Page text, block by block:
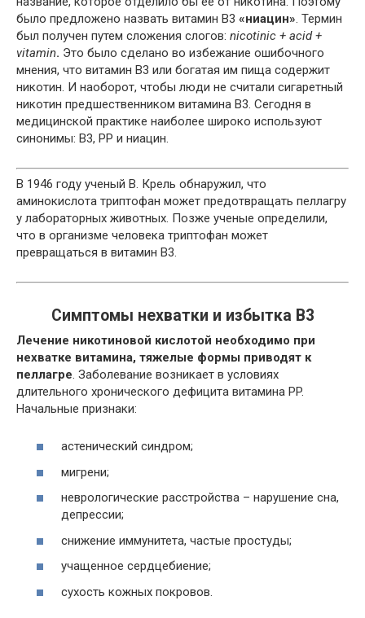
было предложено назвать витамин В3 «ниацин». Термин
был получен путем сложения слогов: nicotinic + acid +
vitamin. Это было сделано во избежание ошибочного
мнения, что витамин В3 или богатая им пища содержит
никотин. И наоборот, чтобы люди не считали сигаретный
никотин предшественником витамина В3. Сегодня в
медицинской практике наиболее широко используют
синонимы: В3, РР и ниацин.
В 1946 году ученый В. Крель обнаружил, что
аминокислота триптофан может предотвращать пеллагру
у лабораторных животных. Позже ученые определили,
что в организме человека триптофан может
превращаться в витамин В3.
Симптомы нехватки и избытка В3
Лечение никотиновой кислотой необходимо при
нехватке витамина, тяжелые формы приводят к
пеллагре. Заболевание возникает в условиях
длительного хронического дефицита витамина PP.
Начальные признаки:
астенический синдром;
мигрени;
неврологические расстройства – нарушение сна,
депрессии;
снижение иммунитета, частые простуды;
учащенное сердцебиение;
сухость кожных покровов.